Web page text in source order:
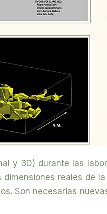
y 3D) durante las
reales de
Son necesarias